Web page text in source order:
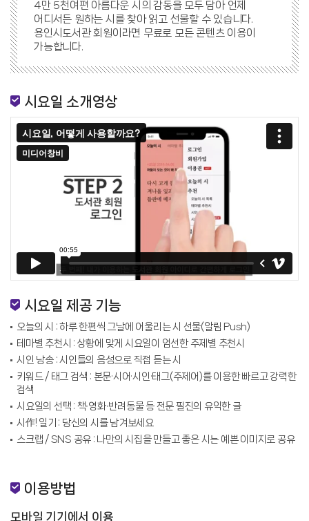
4만 5천여편 아름다운 시의 감동을 모두 담아 언제
어디서든 원하는 시를 찾아 읽고 선물할 수 있습니다.
용인시도서관 회원이라면 무료로 모든 콘텐츠 이용이
가능합니다.
시요일 소개영상
시요일 제공 기능
오늘의 시 : 하루 한편씩 그날에 어울리는 시 선물(알림 Push)
테마별 추천시 : 상황에 맞게 시요일이 엄선한 주제별 추천시
시인 낭송 : 시인들의 음성으로 직접 듣는 시
키워드 / 태그 검색 : 본문·시어·시인·태그(주제어)를 이용한 빠르고 강력한
검색
시요일의 선택 : 책∙영화∙반려동물 등 전문 필진의 유익한 글
시作! 일기 : 당신의 시를 남겨보세요
스크랩 / SNS 공유 : 나만의 시집을 만들고 좋은 시는 예쁜 이미지로 공유
이용방법
모바일 기기에서 이용